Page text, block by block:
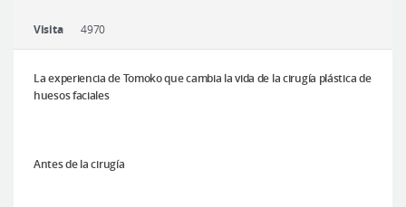
Visita 4970
La experiencia de Tomoko que cambia la vida de la cirugía plástica de
huesos faciales
Antes de la cirugía